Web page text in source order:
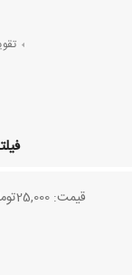
قيمت:25,000تومان